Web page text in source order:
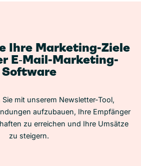
Ihre Marketing-Ziele
E‑Mail-Marketing-
Software
mit unserem Newsletter-Tool,
aufzubauen, Ihre Empfänger
zu erreichen und Ihre Umsätze
zu steigern.